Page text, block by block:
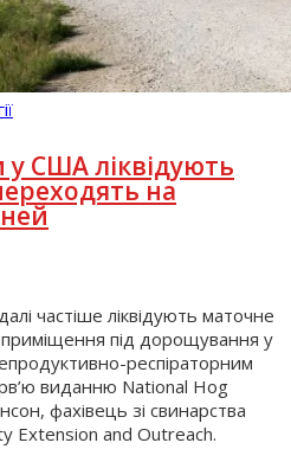
США ліквідують
на
частіше ліквідують маточне
під дорощування у
респіраторним
виданню National Hog
фахівець зі свинарства
Extension and Outreach.